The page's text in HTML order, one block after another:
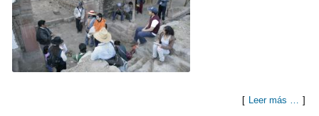
[ Leer más … ]